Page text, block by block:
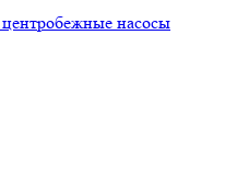
насосы